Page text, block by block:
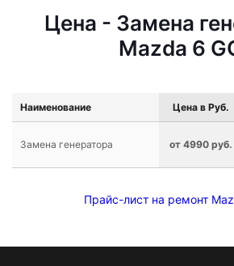
Цена - Замена
Mazda 6
Наименование Цена в Руб.
Замена генератора от 4990 руб.
Прайс-лист на ремонт